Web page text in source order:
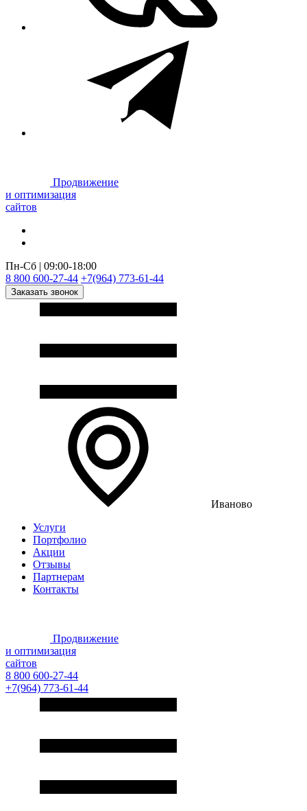
Продвижение
и оптимизация
сайтов
Пн-Сб | 09:00-18:00
8 800 600-27-44 +7(964) 773-61-44
Заказать звонок
Иваново
Услуги
Портфолио
Акции
Отзывы
Партнерам
Контакты
Продвижение
и оптимизация
сайтов
8 800 600-27-44
+7(964) 773-61-44